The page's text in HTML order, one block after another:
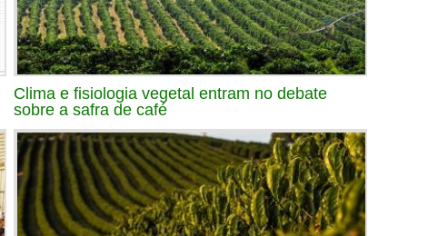
Clima e fisiologia vegetal entram no debate
sobre a safra de café